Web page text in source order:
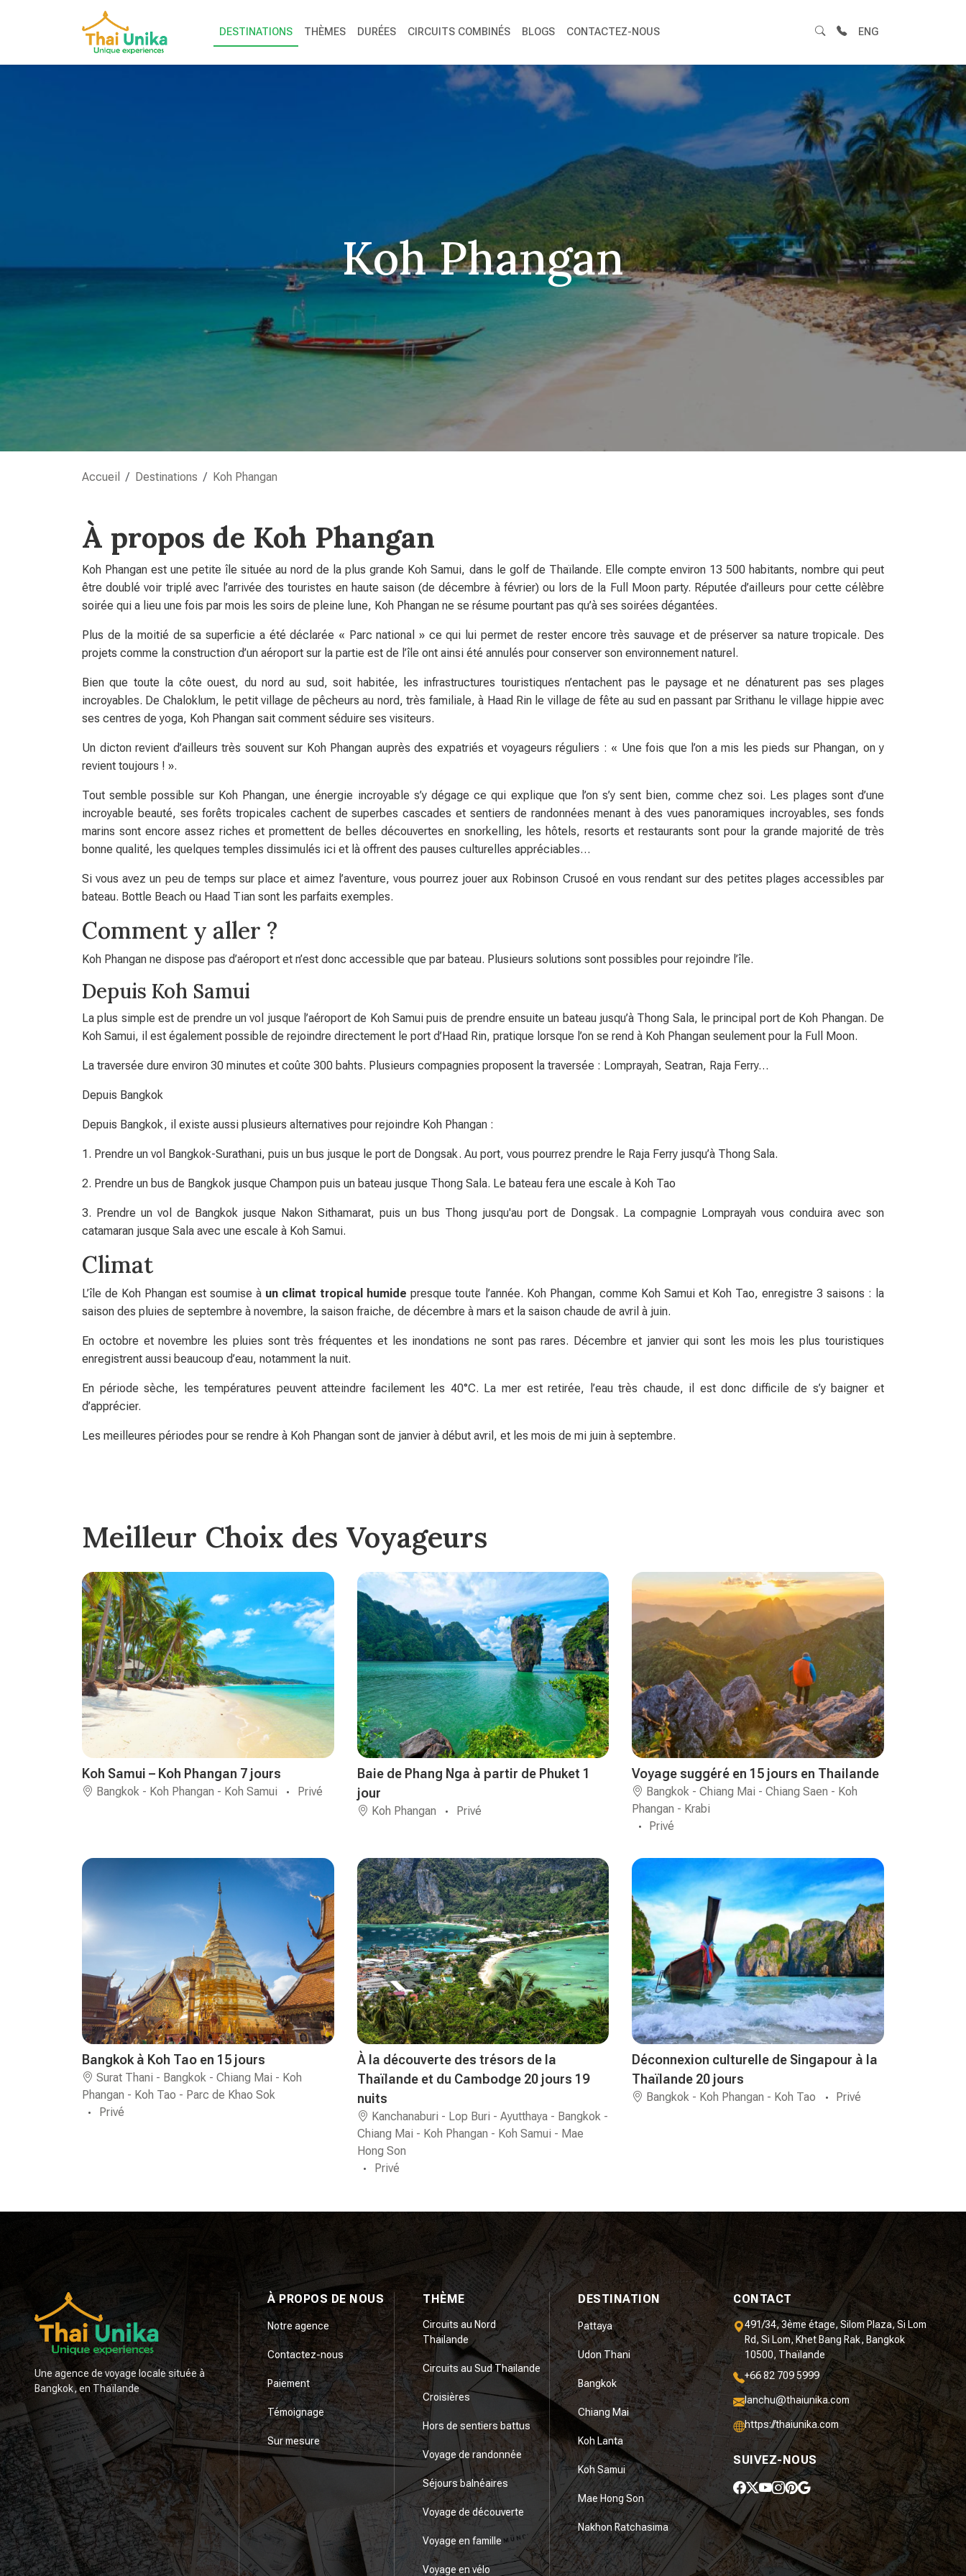
DESTINATIONS THÈMES DURÉES CIRCUITS COMBINÉS BLOGS CONTACTEZ-NOUS ENG
Koh Phangan
Accueil Destinations Koh Phangan
À propos de Koh Phangan
Koh Phangan est une petite île située au nord de la plus grande Koh Samui, dans le golf de Thaïlande. Elle compte environ 13 500 habitants, nombre qui peut
être doublé voir triplé avec l’arrivée des touristes en haute saison (de décembre à février) ou lors de la Full Moon party. Réputée d’ailleurs pour cette célèbre
soirée qui a lieu une fois par mois les soirs de pleine lune, Koh Phangan ne se résume pourtant pas qu’à ses soirées dégantées.
Plus de la moitié de sa superficie a été déclarée « Parc national » ce qui lui permet de rester encore très sauvage et de préserver sa nature tropicale. Des
projets comme la construction d’un aéroport sur la partie est de l’île ont ainsi été annulés pour conserver son environnement naturel.
Bien que toute la côte ouest, du nord au sud, soit habitée, les infrastructures touristiques n’entachent pas le paysage et ne dénaturent pas ses plages
incroyables. De Chaloklum, le petit village de pêcheurs au nord, très familiale, à Haad Rin le village de fête au sud en passant par Srithanu le village hippie avec
ses centres de yoga, Koh Phangan sait comment séduire ses visiteurs.
Un dicton revient d’ailleurs très souvent sur Koh Phangan auprès des expatriés et voyageurs réguliers : « Une fois que l’on a mis les pieds sur Phangan, on y
revient toujours ! ».
Tout semble possible sur Koh Phangan, une énergie incroyable s’y dégage ce qui explique que l’on s’y sent bien, comme chez soi. Les plages sont d’une
incroyable beauté, ses forêts tropicales cachent de superbes cascades et sentiers de randonnées menant à des vues panoramiques incroyables, ses fonds
marins sont encore assez riches et promettent de belles découvertes en snorkelling, les hôtels, resorts et restaurants sont pour la grande majorité de très
bonne qualité, les quelques temples dissimulés ici et là offrent des pauses culturelles appréciables…
Si vous avez un peu de temps sur place et aimez l’aventure, vous pourrez jouer aux Robinson Crusoé en vous rendant sur des petites plages accessibles par
bateau. Bottle Beach ou Haad Tian sont les parfaits exemples.
Comment y aller ?
Koh Phangan ne dispose pas d’aéroport et n’est donc accessible que par bateau. Plusieurs solutions sont possibles pour rejoindre l’île.
Depuis Koh Samui
La plus simple est de prendre un vol jusque l’aéroport de Koh Samui puis de prendre ensuite un bateau jusqu’à Thong Sala, le principal port de Koh Phangan. De
Koh Samui, il est également possible de rejoindre directement le port d’Haad Rin, pratique lorsque l’on se rend à Koh Phangan seulement pour la Full Moon.
La traversée dure environ 30 minutes et coûte 300 bahts. Plusieurs compagnies proposent la traversée : Lomprayah, Seatran, Raja Ferry…
Depuis Bangkok
Depuis Bangkok, il existe aussi plusieurs alternatives pour rejoindre Koh Phangan :
1. Prendre un vol Bangkok-Surathani, puis un bus jusque le port de Dongsak. Au port, vous pourrez prendre le Raja Ferry jusqu’à Thong Sala.
2. Prendre un bus de Bangkok jusque Champon puis un bateau jusque Thong Sala. Le bateau fera une escale à Koh Tao
3. Prendre un vol de Bangkok jusque Nakon Sithamarat, puis un bus Thong jusqu'au port de Dongsak. La compagnie Lomprayah vous conduira avec son
catamaran jusque Sala avec une escale à Koh Samui.
Climat
L’île de Koh Phangan est soumise à un climat tropical humide presque toute l’année. Koh Phangan, comme Koh Samui et Koh Tao, enregistre 3 saisons : la
saison des pluies de septembre à novembre, la saison fraiche, de décembre à mars et la saison chaude de avril à juin.
En octobre et novembre les pluies sont très fréquentes et les inondations ne sont pas rares. Décembre et janvier qui sont les mois les plus touristiques
enregistrent aussi beaucoup d’eau, notamment la nuit.
En période sèche, les températures peuvent atteindre facilement les 40°C. La mer est retirée, l’eau très chaude, il est donc difficile de s’y baigner et
d’apprécier.
Les meilleures périodes pour se rendre à Koh Phangan sont de janvier à début avril, et les mois de mi juin à septembre.
Meilleur Choix des Voyageurs
Koh Samui – Koh Phangan 7 jours
Bangkok - Koh Phangan - Koh Samui Privé
Baie de Phang Nga à partir de Phuket 1
jour
Koh Phangan Privé
Voyage suggéré en 15 jours en Thailande
Bangkok - Chiang Mai - Chiang Saen - Koh
Phangan - Krabi
Privé
Bangkok à Koh Tao en 15 jours
Surat Thani - Bangkok - Chiang Mai - Koh
Phangan - Koh Tao - Parc de Khao Sok
Privé
À la découverte des trésors de la
Thaïlande et du Cambodge 20 jours 19
nuits
Kanchanaburi - Lop Buri - Ayutthaya - Bangkok -
Chiang Mai - Koh Phangan - Koh Samui - Mae
Hong Son
Privé
Déconnexion culturelle de Singapour à la
Thaïlande 20 jours
Bangkok - Koh Phangan - Koh Tao Privé
Une agence de voyage locale située à
Bangkok, en Thaïlande
À PROPOS DE NOUS
Notre agence
Contactez-nous
Paiement
Témoignage
Sur mesure
THÈME
Circuits au Nord
Thailande
Circuits au Sud Thailande
Croisières
Hors de sentiers battus
Voyage de randonnée
Séjours balnéaires
Voyage de découverte
Voyage en famille
Voyage en vélo
DESTINATION
Pattaya
Udon Thani
Bangkok
Chiang Mai
Koh Lanta
Koh Samui
Mae Hong Son
Nakhon Ratchasima
CONTACT
491/34, 3ème étage, Silom Plaza, Si Lom
Rd, Si Lom, Khet Bang Rak, Bangkok
10500, Thaïlande
+66 82 709 5999
lanchu@thaiunika.com
https://thaiunika.com
SUIVEZ-NOUS